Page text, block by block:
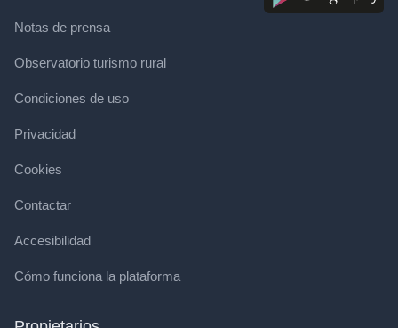
Notas de prensa
Observatorio turismo rural
Condiciones de uso
Privacidad
Cookies
Contactar
Accesibilidad
Cómo funciona la plataforma